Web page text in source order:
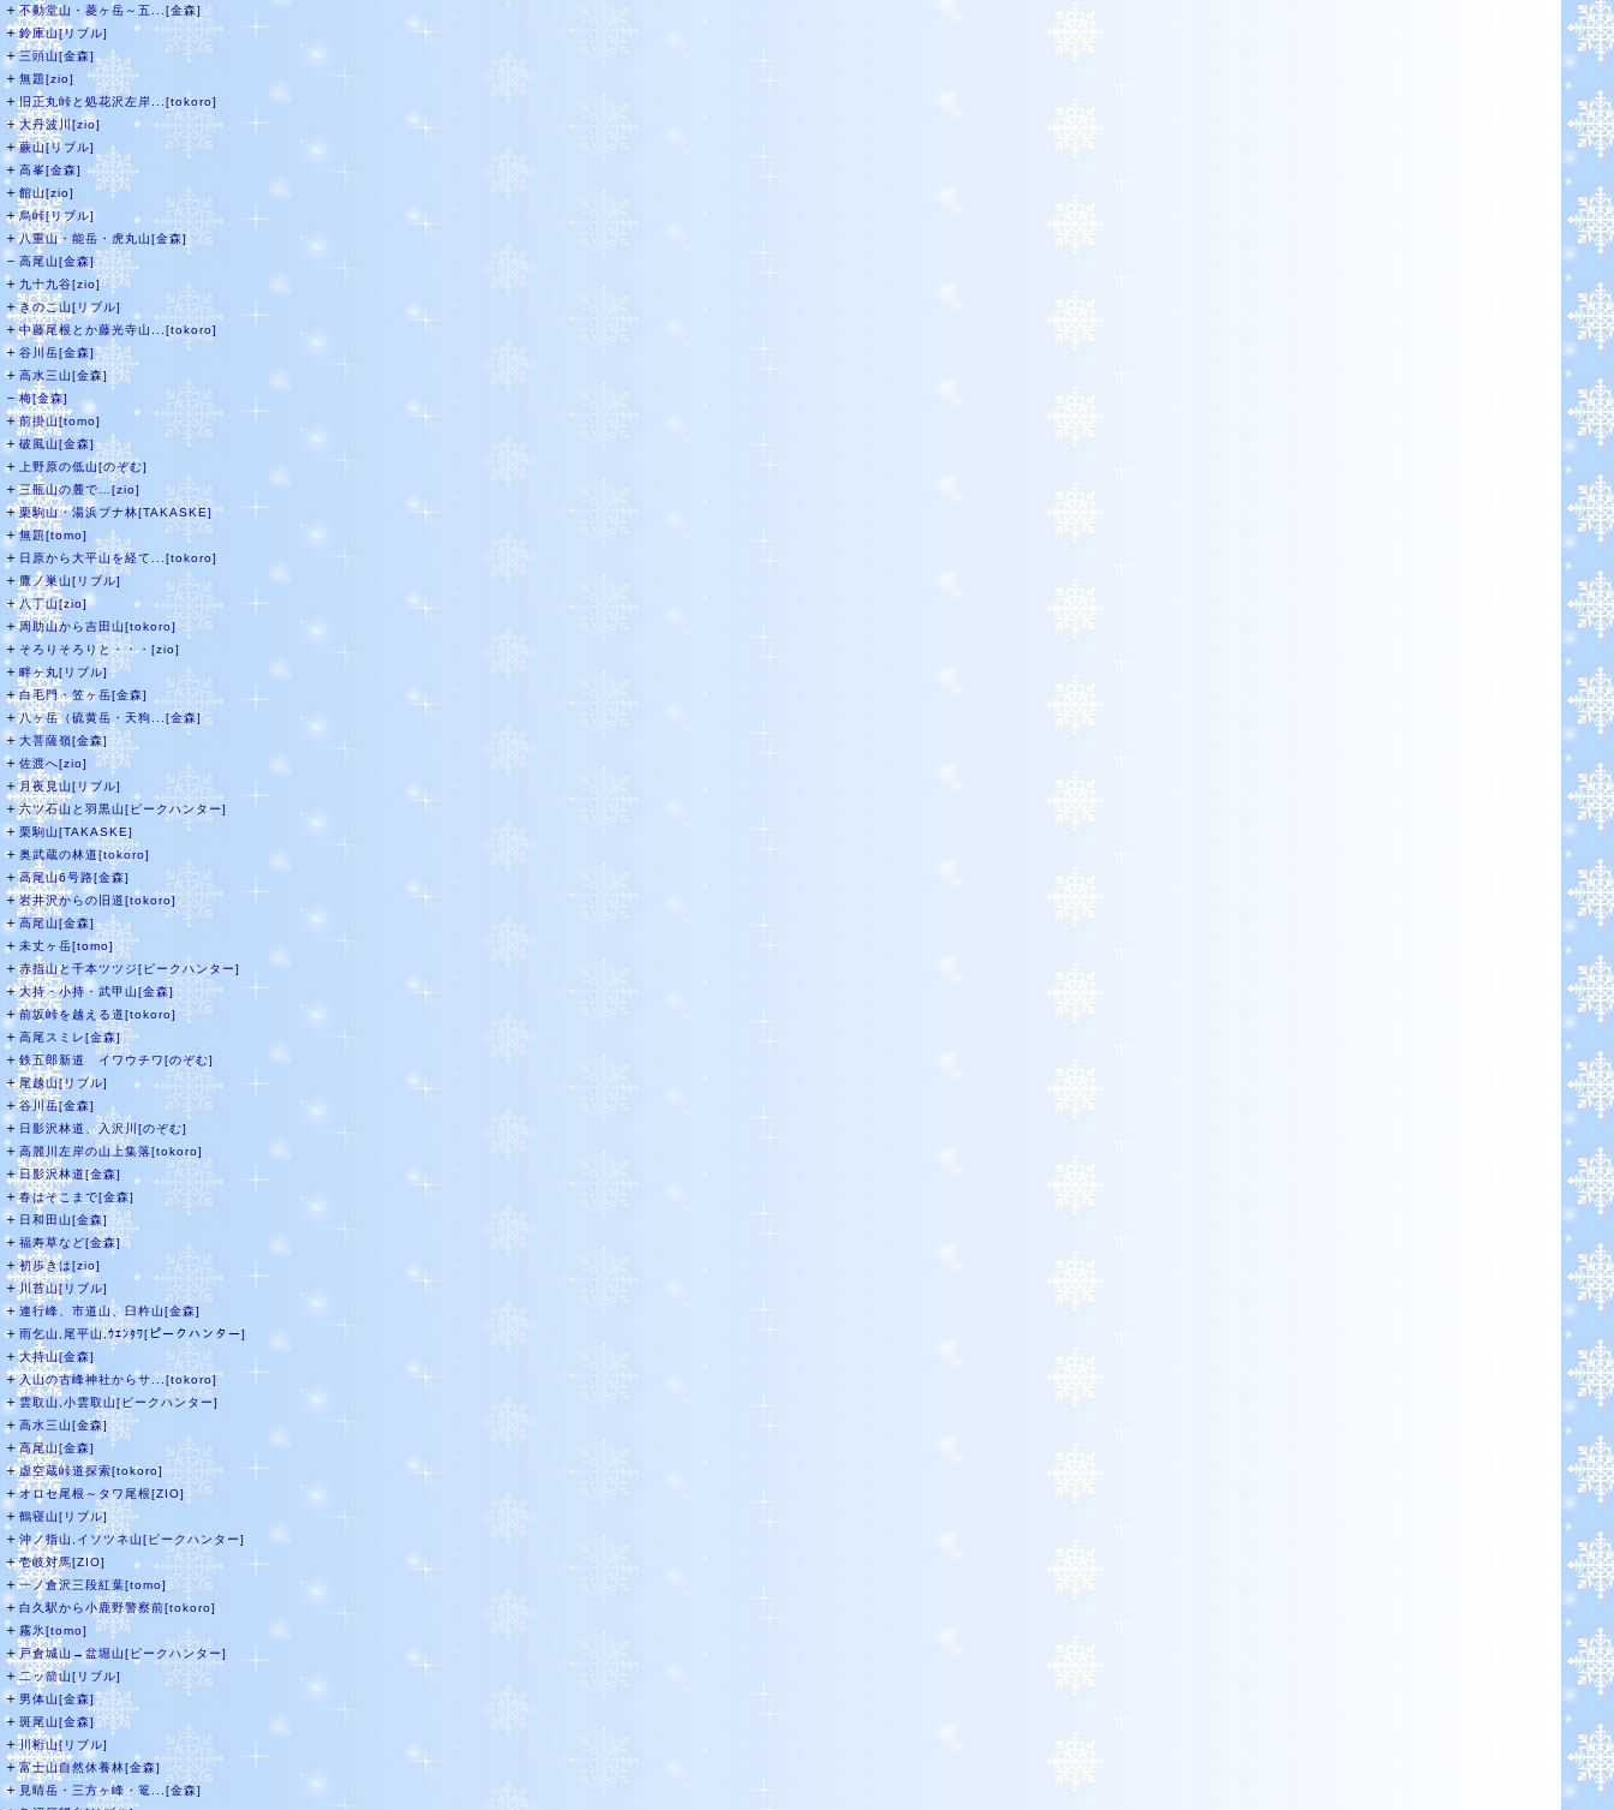
＋不動堂山・菱ヶ岳～五...[金森]
＋鈴庫山[リブル]
＋三頭山[金森]
＋ 無題[zio]
＋旧正丸峠と処花沢左岸...[tokoro]
＋大丹波川[zio]
＋蕨山[リブル]
＋ 高峯[金森]
＋ 館山[zio]
＋烏峠[リブル]
＋八重山・能岳・虎丸山[金森]
－ 高尾山[金森]
＋ 九十九谷[zio]
＋きのこ山[リブル]
＋中藤尾根とか藤光寺山...[tokoro]
＋ 谷川岳[金森]
＋ 高水三山[金森]
－梅[金森]
＋前掛山[tomo]
＋ 破風山[金森]
＋ 上野原の低山[のぞむ]
＋三瓶山の麓で…[zio]
＋栗駒山・湯浜ブナ林[TAKASKE]
＋無題[tomo]
＋ 日原から大平山を経て...[tokoro]
＋鷹ノ巣山[リブル]
＋八丁山[zio]
＋周助山から吉田山[tokoro]
＋ そろりそろりと・・・[zio]
＋ 畔ヶ丸[リブル]
＋白毛門・笠ヶ岳[金森]
＋八ヶ岳（硫黄岳・天狗...[金森]
＋ 大菩薩嶺[金森]
＋ 佐渡へ[zio]
＋月夜見山[リブル]
＋六ツ石山と羽黒山[ピークハンター]
＋ 栗駒山[TAKASKE]
＋ 奥武蔵の林道[tokoro]
＋高尾山6号路[金森]
＋岩井沢からの旧道[tokoro]
＋ 高尾山[金森]
＋ 未丈ヶ岳[tomo]
＋赤指山と千本ツツジ[ピークハンター]
＋大持・小持・武甲山[金森]
＋前坂峠を越える道[tokoro]
＋ 高尾スミレ[金森]
＋鉄五郎新道 イワウチワ[のぞむ]
＋尾越山[リブル]
＋谷川岳[金森]
＋ 日影沢林道、入沢川[のぞむ]
＋ 高麗川左岸の山上集落[tokoro]
＋日影沢林道[金森]
＋春はそこまで[金森]
＋ 日和田山[金森]
＋ 福寿草など[金森]
＋初歩きは[zio]
＋川苔山[リブル]
＋ 連行峰、市道山、臼杵山[金森]
＋ 雨乞山,尾平山,ｳｴﾝﾀﾜ[ピークハンター]
＋大持山[金森]
＋入山の古峰神社からサ...[tokoro]
＋雲取山,小雲取山[ピークハンター]
＋ 高水三山[金森]
＋高尾山[金森]
＋虚空蔵峠道探索[tokoro]
＋オロセ尾根～タワ尾根[ZIO]
＋ 鶴寝山[リブル]
＋沖ノ指山,イソツネ山[ピークハンター]
＋壱岐対馬[ZIO]
＋一ノ倉沢三段紅葉[tomo]
＋ 白久駅から小鹿野警察前[tokoro]
＋ 霧氷[tomo]
＋戸倉城山→盆堀山[ピークハンター]
＋二ッ箭山[リブル]
＋ 男体山[金森]
＋ 斑尾山[金森]
＋川桁山[リブル]
＋富士山自然休養林[金森]
＋ 見晴岳・三方ヶ峰・篭...[金森]